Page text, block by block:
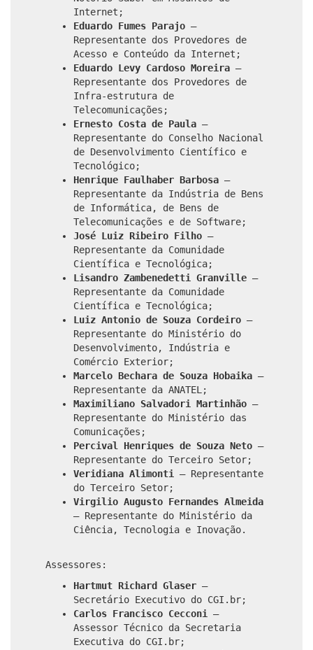
Internet;
Eduardo Fumes Parajo –
Representante dos Provedores de
Acesso e Conteúdo da Internet;
Eduardo Levy Cardoso Moreira –
Representante dos Provedores de
Infra-estrutura de
Telecomunicações;
Ernesto Costa de Paula –
Representante do Conselho Nacional
de Desenvolvimento Científico e
Tecnológico;
Henrique Faulhaber Barbosa –
Representante da Indústria de Bens
de Informática, de Bens de
Telecomunicações e de Software;
José Luiz Ribeiro Filho –
Representante da Comunidade
Científica e Tecnológica;
Lisandro Zambenedetti Granville –
Representante da Comunidade
Científica e Tecnológica;
Luiz Antonio de Souza Cordeiro –
Representante do Ministério do
Desenvolvimento, Indústria e
Comércio Exterior;
Marcelo Bechara de Souza Hobaika –
Representante da ANATEL;
Maximiliano Salvadori Martinhão –
Representante do Ministério das
Comunicações;
Percival Henriques de Souza Neto –
Representante do Terceiro Setor;
Veridiana Alimonti
– Representante
do Terceiro Setor;
Virgilio Augusto Fernandes Almeida
– Representante do Ministério da
Ciência, Tecnologia e Inovação.
Assessores:
Hartmut Richard Glaser –
Secretário Executivo do CGI.br;
Carlos Francisco Cecconi
–
Assessor Técnico da Secretaria
Executiva do CGI.br;